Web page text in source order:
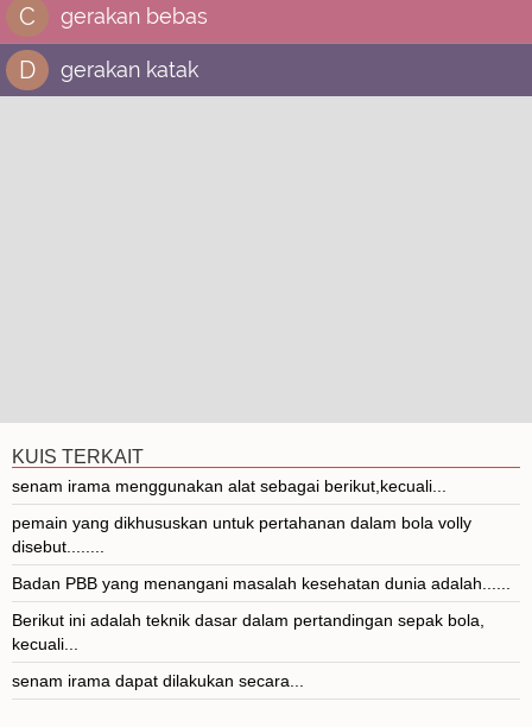
C gerakan bebas
D gerakan katak
KUIS TERKAIT
senam irama menggunakan alat sebagai berikut,kecuali...
pemain yang dikhususkan untuk pertahanan dalam bola volly
disebut........
Badan PBB yang menangani masalah kesehatan dunia adalah......
Berikut ini adalah teknik dasar dalam pertandingan sepak bola,
kecuali...
senam irama dapat dilakukan secara...